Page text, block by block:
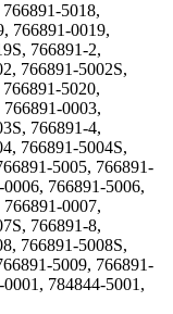
5018,
766891-0019,
766891-2,
766891-5002S,
5020,
0003,
766891-4,
766891-5004S,
5005, 766891-
766891-5006,
0007,
766891-8,
766891-5008S,
5009, 766891-
784844-5001,